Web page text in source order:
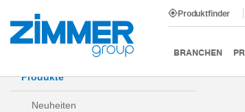
Produktfinder
BRANCHEN
Start Produkte Komponenten
Produkte
Neuheiten